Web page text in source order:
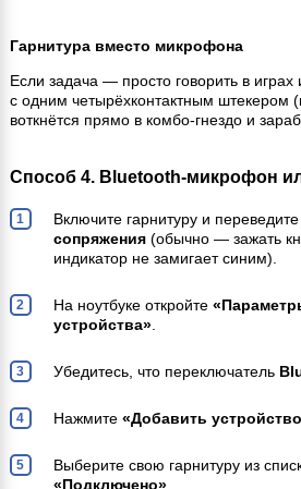
Гарнитура вместо микрофона
Если задача — просто говорить в играх
с одним четырёхконтактным штекером
воткнётся прямо в комбо-гнездо и
Способ 4. Bluetooth-микрофон
Включите гарнитуру и
сопряжения(обычно — зажать
индикатор не замигает синим).
На ноутбуке откройте
устройства».
Убедитесь, что переключатель
Нажмите «Добавить
Выберите свою гарнитуру из
«Подключено».